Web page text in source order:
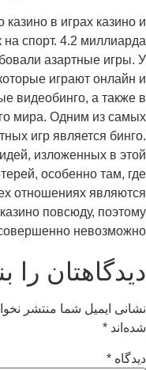
в играх казино и
спорт. 4.2 миллиарда
азартные игры. У
играют онлайн и
видеобинго, а также в
мира. Одним из самых
игр является бинго.
изложенных в этой
особенно там, где
отношениях являются
повсюду, поэтому
невозможно.
دیدگاهتان را
نشانی ایمیل شما منتشر
شده‌اند *
دیدگاه *